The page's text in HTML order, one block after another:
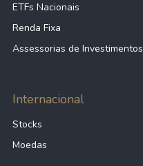
ETFs Nacionais
Renda Fixa
Assessorias de Investimentos
Internacional
Stocks
Moedas